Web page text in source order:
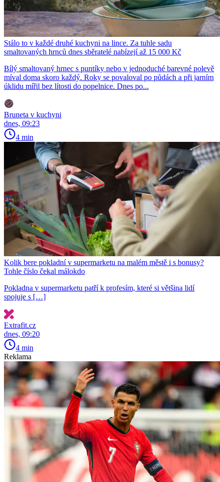
Stálo to v každé druhé kuchyni na lince. Za tuhle sadu
smaltovaných hrnců dnes sběratelé nabízejí až 15 000 Kč
Bílý smaltovaný hrnec s puntíky nebo v jednoduché barevné polevě
míval doma skoro každý. Roky se povaloval po půdách a při jarním
úklidu mířil bez lítosti do popelnice. Dnes po...
Bruneta v kuchyni
dnes, 09:23
4 min
Kolik bere pokladní v supermarketu na malém městě i s bonusy?
Tohle číslo čekal málokdo
Pokladna v supermarketu patří k profesím, které si většina lidí
spojuje s […]
Extrafit.cz
dnes, 09:20
4 min
Reklama